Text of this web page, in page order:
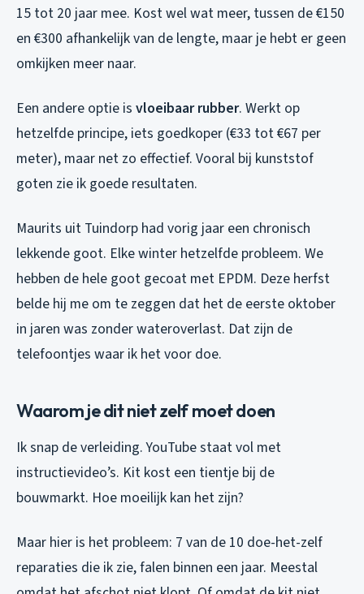
15 tot 20 jaar mee. Kost wel wat meer, tussen de €150
en €300 afhankelijk van de lengte, maar je hebt er geen
omkijken meer naar.
Een andere optie is vloeibaar rubber. Werkt op
hetzelfde principe, iets goedkoper (€33 tot €67 per
meter), maar net zo effectief. Vooral bij kunststof
goten zie ik goede resultaten.
Maurits uit Tuindorp had vorig jaar een chronisch
lekkende goot. Elke winter hetzelfde probleem. We
hebben de hele goot gecoat met EPDM. Deze herfst
belde hij me om te zeggen dat het de eerste oktober
in jaren was zonder wateroverlast. Dat zijn de
telefoontjes waar ik het voor doe.
Waarom je dit niet zelf moet doen
Ik snap de verleiding. YouTube staat vol met
instructievideo’s. Kit kost een tientje bij de
bouwmarkt. Hoe moeilijk kan het zijn?
Maar hier is het probleem: 7 van de 10 doe-het-zelf
reparaties die ik zie, falen binnen een jaar. Meestal